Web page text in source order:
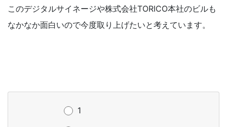
このデジタルサイネージや株式会社TORICO本社のビルも
なかなか面白いので今度取り上げたいと考えています。
1